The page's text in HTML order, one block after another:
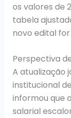
os valores de
tabela
novo edital
Perspectiva
A atualização
institucional
informou que
salarial